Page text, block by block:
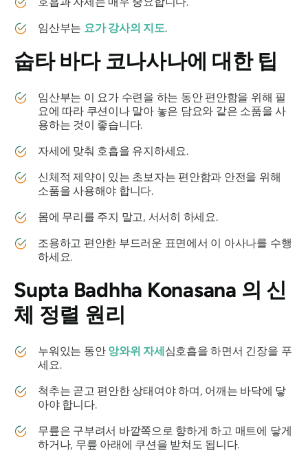
임산부는 요가 강사의 지도.
숩타 바다 코나사나에 대한 팁
임산부는 이 요가 수련을 하는 동안 편안함을 위해 필
요에 따라 쿠션이나 말아 놓은 담요와 같은 소품을 사
용하는 것이 좋습니다.
자세에 맞춰 호흡을 유지하세요.
신체적 제약이 있는 초보자는 편안함과 안전을 위해
소품을 사용해야 합니다.
몸에 무리를 주지 말고, 서서히 하세요.
조용하고 편안한 부드러운 표면에서 이 아사나를 수행
하세요.
Supta Badhha Konasana 의 신
체 정렬 원리
누워있는 동안 앙와위 자세심호흡을 하면서 긴장을 푸
세요.
척추는 곧고 편안한 상태여야 하며, 어깨는 바닥에 닿
아야 합니다.
무릎은 구부려서 바깥쪽으로 향하게 하고 매트에 닿게
하거나, 무릎 아래에 쿠션을 받쳐도 됩니다.